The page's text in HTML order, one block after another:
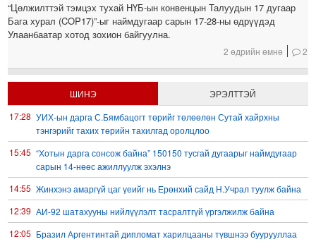
“Цөлжилттэй тэмцэх тухай НҮБ-ын конвенцын Талуудын 17 дугаар
Бага хурал (COP17)”-ыг наймдугаар сарын 17-28-ны өдрүүдэд
Улаанбаатар хотод зохион байгуулна.
2 өдрийн өмнө 2
ШИНЭ
ЭРЭЛТТЭЙ
17:28 УИХ-ын дарга С.Бямбацогт төрийг төлөөлөн Сутай хайрхны
тэнгэрийг тахих төрийн тахилгад оролцлоо
15:45 “Хотын дарга сонсож байна” 150150 тусгай дугаарыг наймдугаар
сарын 14-нөөс ажиллуулж эхэлнэ
14:55 Жинхэнэ амаргүй цаг үеийг нь Ерөнхий сайд Н.Учрал туулж байна
12:39 АИ-92 шатахууны нийлүүлэлт тасралтгүй үргэлжилж байна
12:05 Бразил Аргентинтай дипломат харилцааны түвшнээ буурууллаа